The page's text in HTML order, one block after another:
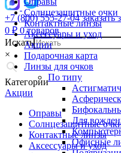
+7 (800) 555-27-04 заказать
0 ₽ 0 товаров
Искать
×
Категории
Акции
Оправы
Солнцезащитные
Контактные линзы
Аксессуары и уход
Солнцезащитные очки
Контактные линзы
Аксессуары и уход
Акции
Подарочная карта
Линзы для очков
По типу
Для
Офисные